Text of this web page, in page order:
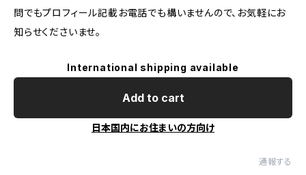
問でもプロフィール記載お電話でも構いませんので、お気軽にお
知らせくださいませ。
International shipping available
Add to cart
日本国内にお住まいの方向け
通報する